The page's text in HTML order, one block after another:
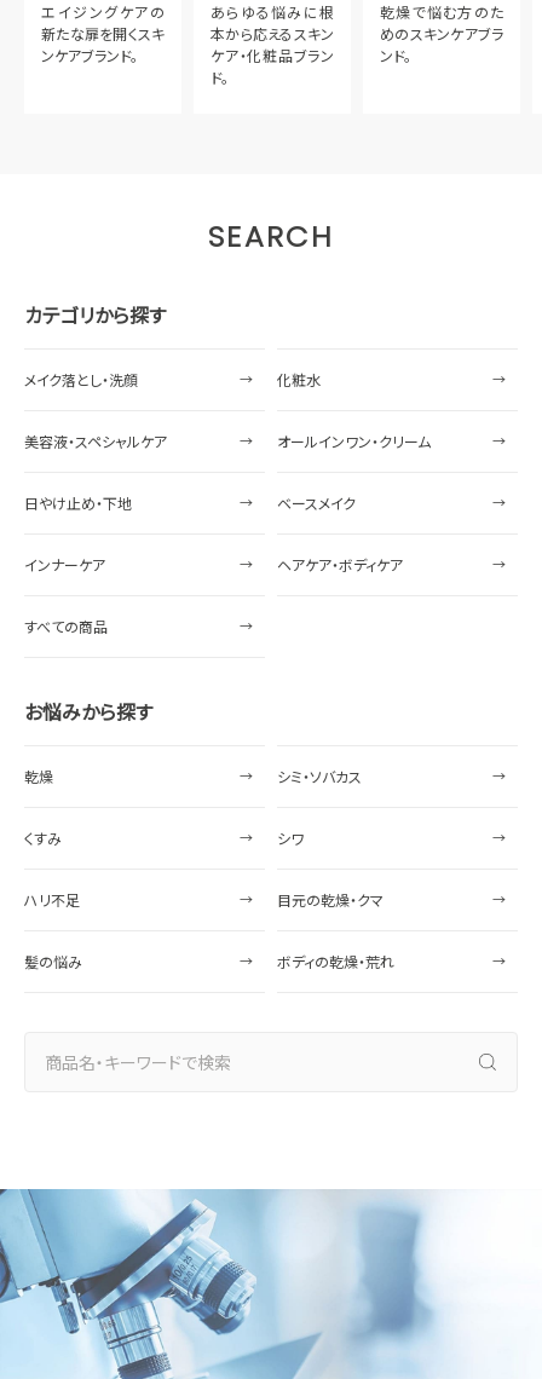
エイジングケアの
新たな扉を開くスキ
ンケアブランド。
あらゆる悩みに根
本から応えるスキン
ケア・化粧品ブラン
ド。
乾燥で悩む方のた
めのスキンケアブラ
ンド。
SEARCH
カテゴリから探す
メイク落とし・洗顔 化粧水
美容液・スペシャルケア オールインワン・クリーム
日やけ止め・下地 ベースメイク
インナーケア ヘアケア・ボディケア
すべての商品
お悩みから探す
乾燥 シミ・ソバカス
くすみ シワ
ハリ不足 目元の乾燥・クマ
髪の悩み ボディの乾燥・荒れ